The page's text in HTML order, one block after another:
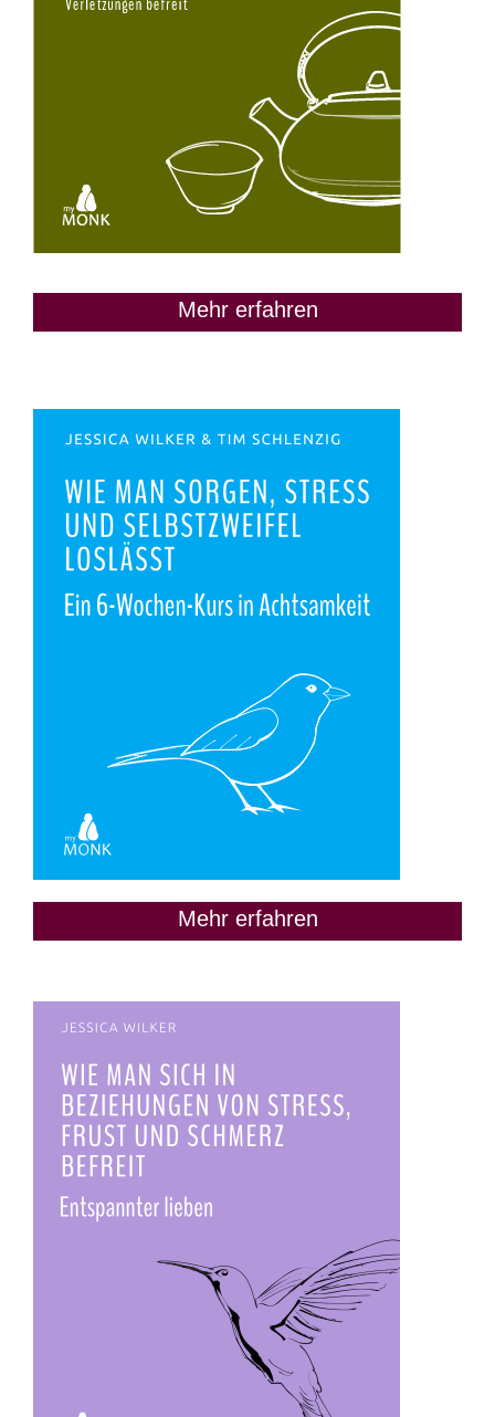
Mehr erfahren
Mehr erfahren